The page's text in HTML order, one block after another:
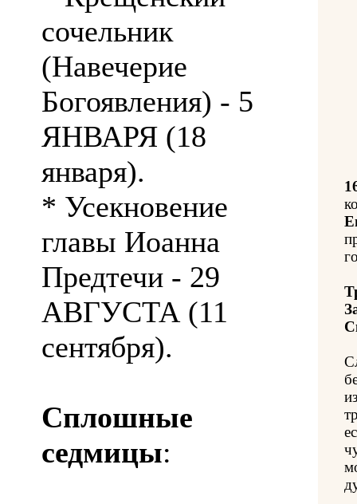
сочельник
(Навечерие
Богоявления) - 5
ЯНВАРЯ (18
января).
* Усекновение
главы Иоанна
Предтечи - 29
АВГУСТА (11
сентября).
Сплошные
седмицы: